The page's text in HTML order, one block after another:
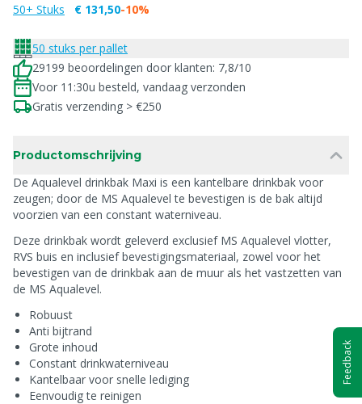
50+ Stuks
€ 131,50-10%
50 stuks per pallet
29199 beoordelingen door klanten: 7,8/10
Voor 11:30u besteld, vandaag verzonden
Gratis verzending > €250
Productomschrijving
De Aqualevel drinkbak Maxi is een kantelbare drinkbak voor
zeugen; door de MS Aqualevel te bevestigen is de bak altijd
voorzien van een constant waterniveau.
Deze drinkbak wordt geleverd exclusief MS Aqualevel vlotter,
RVS buis en inclusief bevestigingsmateriaal, zowel voor het
bevestigen van de drinkbak aan de muur als het vastzetten van
de MS Aqualevel.
Robuust
Anti bijtrand
Grote inhoud
Constant drinkwaterniveau
Kantelbaar voor snelle lediging
Eenvoudig te reinigen
Feedback